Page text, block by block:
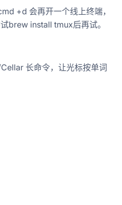
+d 会再开一个线上终端，
brew install tmux后再试。
长命令，让光标按单词